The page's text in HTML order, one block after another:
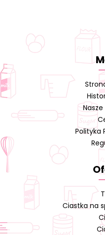
Polityka
Ciastka na